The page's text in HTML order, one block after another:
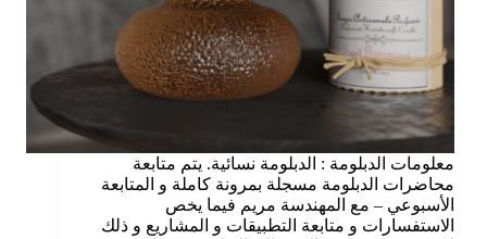
معلومات الدبلومة : الدبلومة نسائية. يتم متابعة
محاضرات الدبلومة مسجلة بمرونة كاملة و المتابعة
الأسبوعي – مع المهندسة مريم فيما يخص
الاستفسارات و متابعة التطبيقات و المشاريع و ذلك